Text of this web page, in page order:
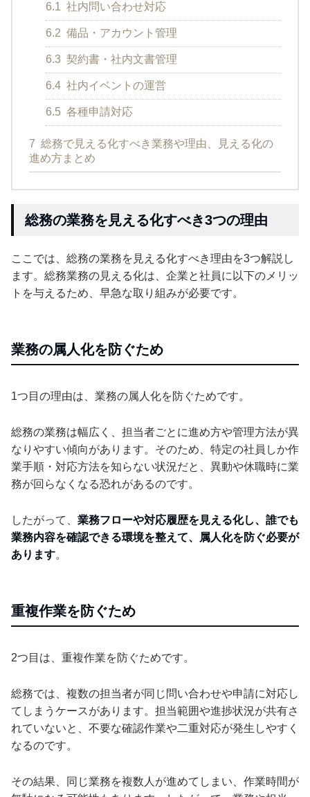
6.1 社内問い合わせ対応
6.2 備品・アカウント管理
6.3 契約書・社内文書管理
6.4 社内イベントの運営
6.5 各種申請対応
7 総務で見える化すべき業務や理由、見える化の
進め方まとめ
総務の業務を見える化すべき3つの理由
ここでは、総務の業務を見える化すべき理由を3つ解説し
ます。総務業務の見える化は、企業と社員に以下のメリッ
トを与えるため、早急な取り組みが必要です。
業務の属人化を防ぐため
1つ目の理由は、業務の属人化を防ぐためです。
総務の業務は幅広く、担当者ごとに進め方や管理方法が異
なりやすい傾向があります。そのため、特定の社員しか作
業手順・対応方法を知らない状況だと、異動や休職時に業
務が回らなくなる恐れがあるのです。
したがって、 業務フローや対応履歴を見える化し、誰でも
業務内容を確認できる環境を整えて、属人化を防ぐ必要が
あります。
重複作業を防ぐため
2つ目は、重複作業を防ぐためです。
総務では、複数の担当者が同じ問い合わせや申請に対応し
てしまうケースがあります。担当範囲や進捗状況が共有さ
れていないと、不要な確認作業や二重対応が発生しやすく
なるのです。
その結果、同じ業務を複数人が進めてしまい、作業時間が